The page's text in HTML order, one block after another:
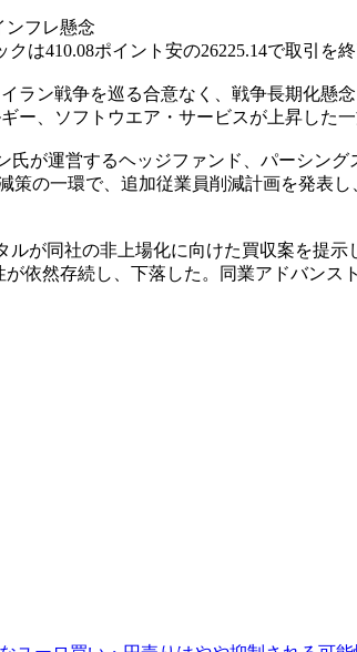
ンフレ懸念
は410.08ポイント安の26225.14で取引を終
ラン戦争を巡る合意なく、戦争長期化懸
、ソフトウエア・サービスが上昇した
が運営するヘッジファンド、パーシン
の一環で、追加従業員削減計画を発表
が同社の非上場化に向けた買収案を提
依然存続し、下落した。同業アドバン